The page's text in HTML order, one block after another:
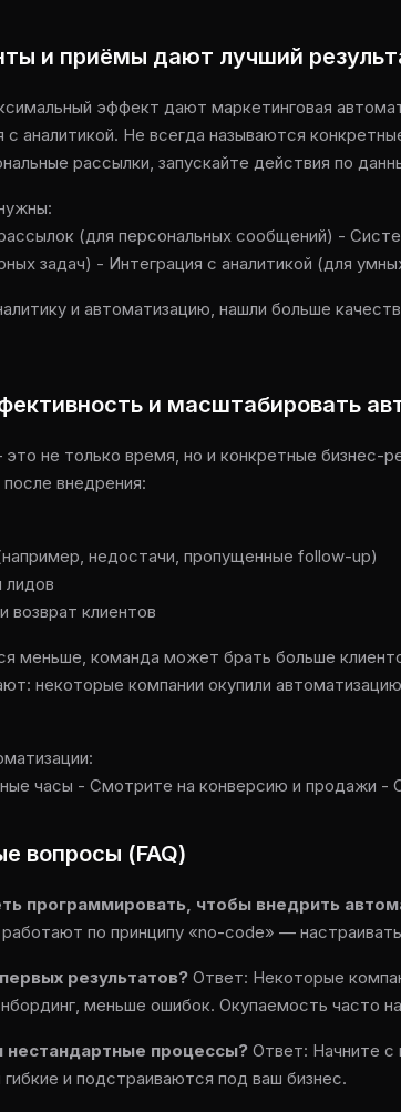
и приёмы дают лучший
эффект дают маркетинговая
с аналитикой. Не всегда называются
рассылки, запускайте действия по
(для персональных сообщений) -
задач) - Интеграция с аналитикой (для
и автоматизацию, нашли больше
и масштабировать
не только время, но и конкретные бизнес-
внедрения:
недостачи, пропущенные follow-up)
лидов
возврат клиентов
меньше, команда может брать больше
некоторые компании окупили
часы - Смотрите на конверсию и продажи -
вопросы (FAQ)
программировать, чтобы внедрить
по принципу «no-code» —
результатов? Ответ: Некоторые
меньше ошибок. Окупаемость часто
нестандартные процессы? Ответ: Начните с
и подстраиваются под ваш бизнес.